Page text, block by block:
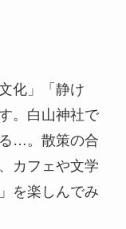
化」「静け
。白山神社で
…。散策の合
カフェや文学
を楽しんでみ